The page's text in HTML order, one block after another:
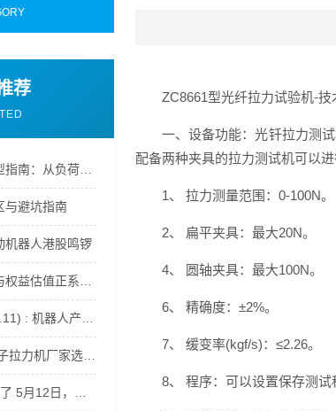
荐
与避坑指南
机器人港股鸣锣
ZC8661型光纤拉力试验机-技
一、设备功能：光钎拉力测
配备两种夹具的拉力测试机可以
1、 拉力测量范围：0-100N。
2、 扁平夹具：最大20N。
4、 圆轴夹具：最大100N。
6、 精确度：±2%。
7、 缓变率(kgf/s)：≤2.26。
8、 程序：可以设置保存测试